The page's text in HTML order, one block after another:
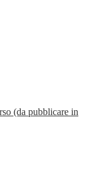
(da pubblicare in